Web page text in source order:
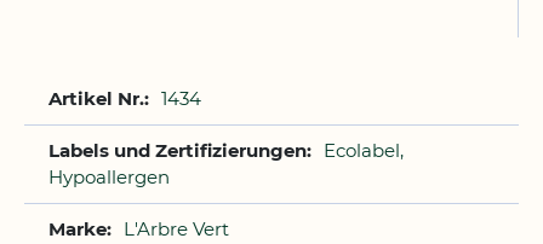
Weitere
Informationen
1434
Ecolabel,
Hypoallergen
L'Arbre Vert